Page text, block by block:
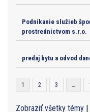
Podnikanie služieb
prostredníctvom s.r.o.
predaj bytu a odvod
1 2 3 …
Zobraziť všetky témy |